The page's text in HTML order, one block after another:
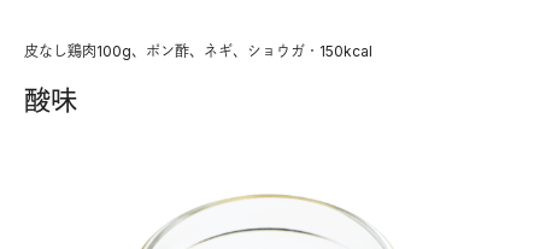
皮なし鶏肉100g、ポン酢、ネギ、ショウガ・150kcal
酸味